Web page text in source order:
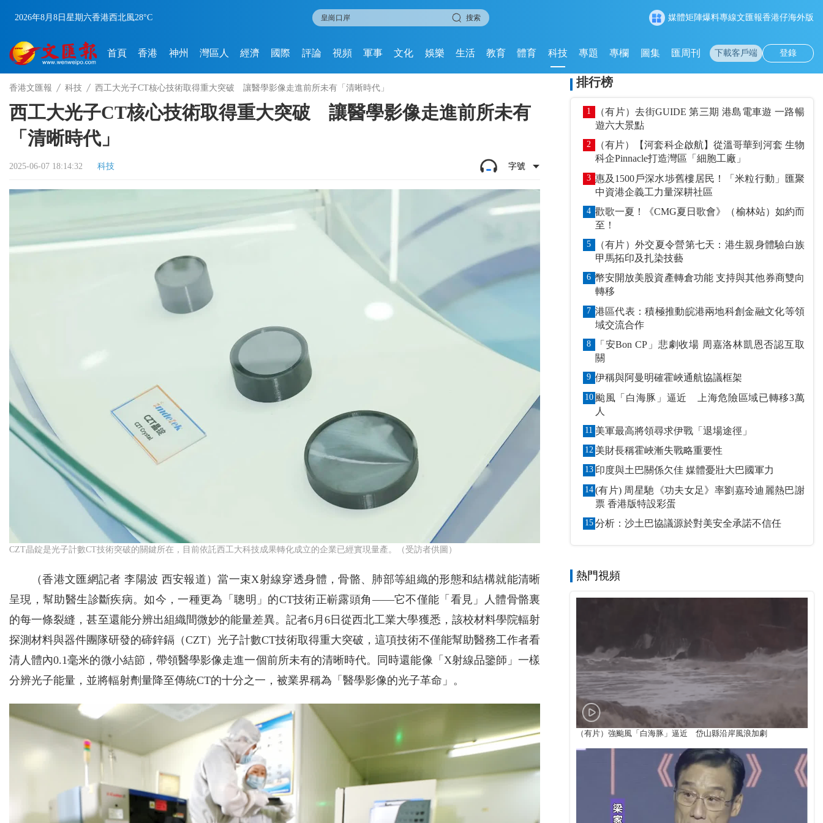
2026年8月8日 星期六香港西北風28°C 搜索 媒體矩陣爆料專線文匯報香港仔海外版
首頁 香港 神州 灣區人 經濟 國際 評論 視頻 軍事 文化 娛樂 生活 教育 體育 科技 專題 專欄 圖集 匯周刊 下載客戶端 登錄
香港文匯報 科技 西工大光子CT核心技術取得重大突破 讓醫學影像走進前所未有「清晰時代」
西工大光子CT核心技術取得重大突破 讓醫學影像走進前所未有
「清晰時代」
2025-06-07 18:14:32 科技 字號
CZT晶錠是光子計數CT技術突破的關鍵所在，目前依託西工大科技成果轉化成立的企業已經實現量產。（受訪者供圖）
（香港文匯網記者 李陽波 西安報道）當一束X射線穿透身體，骨骼、肺部等組織的形態和結構就能清晰
呈現，幫助醫生診斷疾病。如今，一種更為「聰明」的CT技術正嶄露頭角——它不僅能「看見」人體骨骼裏
的每一條裂縫，甚至還能分辨出組織間微妙的能量差異。記者6月6日從西北工業大學獲悉，該校材料學院輻射
探測材料與器件團隊研發的碲鋅鎘（CZT）光子計數CT技術取得重大突破，這項技術不僅能幫助醫務工作者看
清人體內0.1毫米的微小結節，帶領醫學影像走進一個前所未有的清晰時代。同時還能像「X射線品鑒師」一樣
分辨光子能量，並將輻射劑量降至傳統CT的十分之一，被業界稱為「醫學影像的光子革命」。
排行榜
1
（有片）去街GUIDE 第三期 港島電車遊 一路暢
遊六大景點
2
（有片）【河套科企啟航】從溫哥華到河套 生物
科企Pinnacle打造灣區「細胞工廠」
3 惠及1500戶深水埗舊樓居民！「米粒行動」匯聚
中資港企義工力量深耕社區
4 歡歌一夏！《CMG夏日歌會》（榆林站）如約而
至！
5
（有片）外交夏令營第七天：港生親身體驗白族
甲馬拓印及扎染技藝
6 幣安開放美股資產轉倉功能 支持與其他券商雙向
轉移
7 港區代表：積極推動皖港兩地科創金融文化等領
域交流合作
8
「安Bon CP」悲劇收場 周嘉洛林凱恩否認互取
關
9 伊稱與阿曼明確霍峽通航協議框架
10 颱風「白海豚」逼近 上海危險區域已轉移3萬
人
11 美軍最高將領尋求伊戰「退場途徑」
12 美財長稱霍峽漸失戰略重要性
13 印度與土巴關係欠佳 媒體憂壯大巴國軍力
14 (有片) 周星馳《功夫女足》率劉嘉玲迪麗熱巴謝
票 香港版特設彩蛋
15 分析：沙土巴協議源於對美安全承諾不信任
熱門視頻
（有片）強颱風「白海豚」逼近 岱山縣沿岸風浪加劇